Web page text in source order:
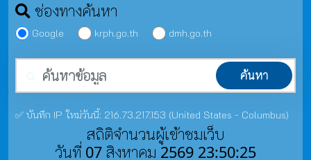
ช่องทางค้นหา
Google krph.go.th dmh.go.th
ค้นหา
✅ บันทึก IP ใหม่วันนี้: 216.73.217.153 (United States - Columbus)
สถิติจำนวนผู้เข้าชมเว็บ
วันที่ 07 สิงหาคม 2569 23:50:25